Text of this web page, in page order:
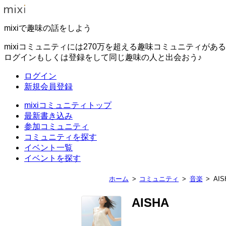
mixiで趣味の話をしよう
mixiコミュニティには270万を超える趣味コミュニティがある
ログインもしくは登録をして同じ趣味の人と出会おう♪
ログイン
新規会員登録
mixiコミュニティトップ
最新書き込み
参加コミュニティ
コミュニティを探す
イベント一覧
イベントを探す
ホーム コミュニティ 音楽
AISHA